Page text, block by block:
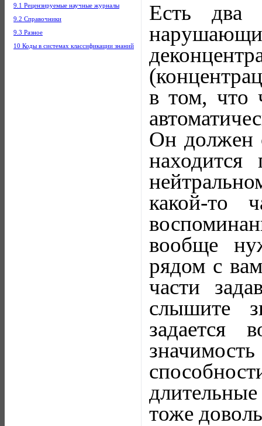
9.1 Рецензируемые научные журналы
9.2 Справочники
9.3 Разное
10 Коды в системах классификации знаний
Есть два
в том, что
Он должен
какой-то
вообще
рядом с
части
слышите
задается
тоже